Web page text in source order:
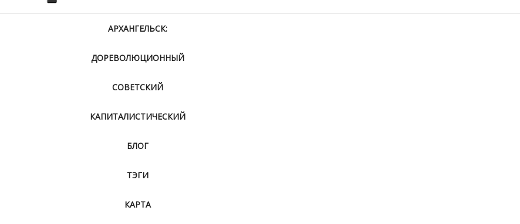
АРХАНГЕЛЬСК:
ДОРЕВОЛЮЦИОННЫЙ
СОВЕТСКИЙ
КАПИТАЛИСТИЧЕСКИЙ
БЛОГ
ТЭГИ
КАРТА